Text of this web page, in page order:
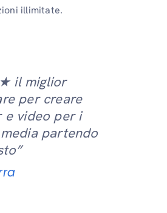
illimitate.
il miglior
per creare
e video per i
partendo